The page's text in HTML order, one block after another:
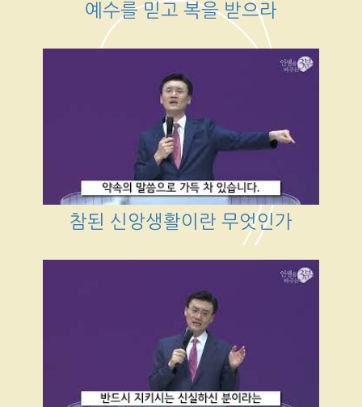
예수를 믿고 복을 받으라
참된 신앙생활이란 무엇인가